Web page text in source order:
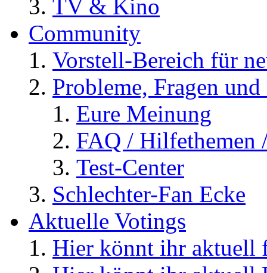
TV & Kino
Community
Vorstell-Bereich für
Probleme, Fragen
Eure Meinung
FAQ / Hilfethemen
Test-Center
Schlechter-Fan Ecke
Aktuelle Votings
Hier könnt ihr aktuell